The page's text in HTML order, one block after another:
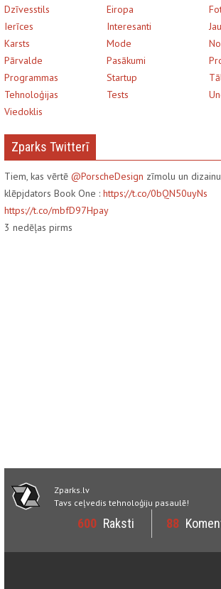
Dzīvesstils
Eiropa
Ierīces
Interesanti
Karsts
Mode
Pārvalde
Pasākumi
Programmas
Startup
Tehnoloģijas
Tests
Viedoklis
Zparks Twitterī
Tiem, kas vērtē @PorscheDesign zīmolu un
klēpjdators Book One : https://t.co/0bQN50uyNs
https://t.co/mbfD97Hpay
3 nedēļas pirms
Zparks.lv
Tavs ceļvedis tehnoloģiju pasaulē!
600 Raksti 88